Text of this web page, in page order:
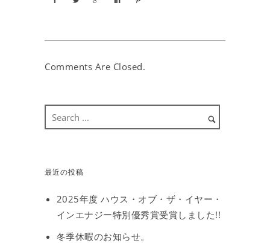
Comments Are Closed.
最近の投稿
2025年度 ハウス・オブ・ザ・イヤー・
インエナジー特別優秀賞受賞しました!!
冬季休暇のお知らせ。